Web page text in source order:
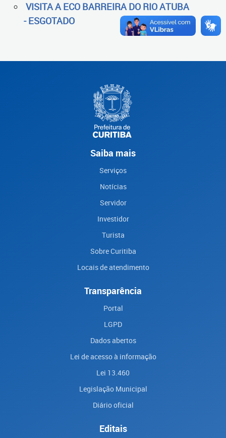
VISITA A ECO BARREIRA DO RIO ATUBA
- ESGOTADO
Saiba mais
Serviços
Notícias
Servidor
Investidor
Turista
Sobre Curitiba
Locais de atendimento
Transparência
Portal
LGPD
Dados abertos
Lei de acesso à informação
Lei 13.460
Legislação Municipal
Diário oficial
Editais